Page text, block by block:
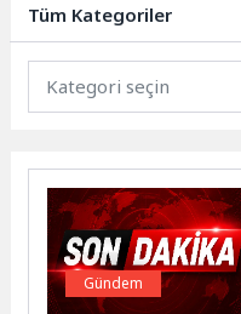
Tüm Kategoriler
Gündem